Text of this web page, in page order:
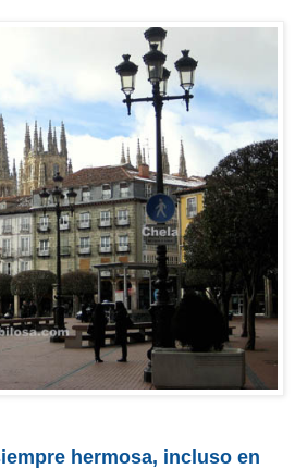
re hermosa, incluso en